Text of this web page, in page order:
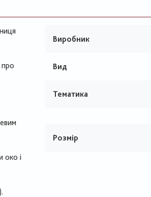
про
око і
Виробник
Вид
Тематика
Розмір